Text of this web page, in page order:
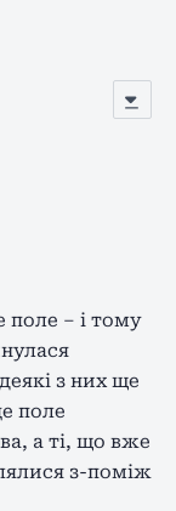
поле – і тому
з них ще
поле
а ті, що вже
з-поміж